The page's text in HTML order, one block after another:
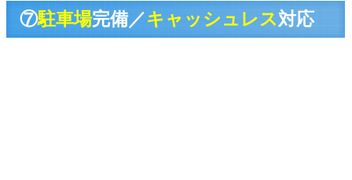
⑦駐車場完備／キャッシュレス対応